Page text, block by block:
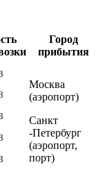
Город
прибытия
Москва
(аэропорт)
Санкт
-Петербург
(аэропорт,
порт)